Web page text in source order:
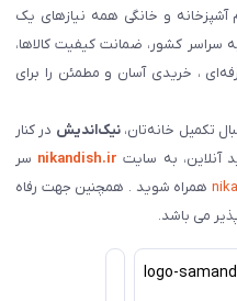
آشپزخانه و خانگی همه نیازهای یک
سراسر کشور، ضمانت کیفیت کالاها،
، خریدی آسان و مطمئن را برای
تکمیل خانه‌تان،نیک‌اندیش در کنار
به سایت nikandish.ir سر
همراه شوید . همچنین جهت رفاه
می باشد.